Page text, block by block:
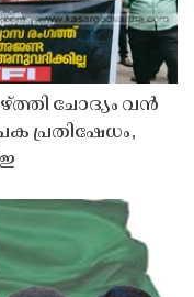
ചോദ്യം വൻ
പ്രതിഷേധം,